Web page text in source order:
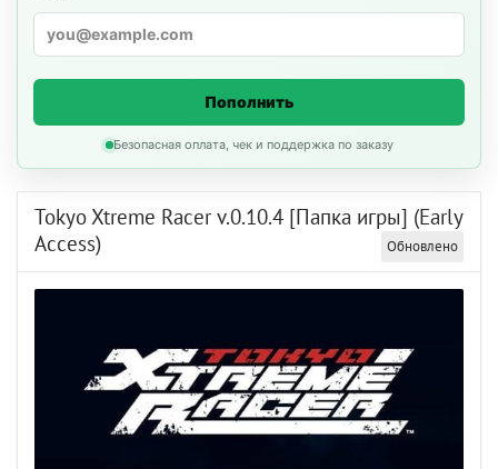
Пополнить
Безопасная оплата, чек и поддержка по заказу
Tokyo Xtreme Racer v.0.10.4 [Папка игры] (Early
Access)
Обновлено